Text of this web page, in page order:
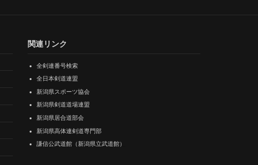
関連リンク
全剣連番号検索
全日本剣道連盟
新潟県スポーツ協会
新潟県剣道道場連盟
新潟県居合道部会
新潟県高体連剣道専門部
謙信公武道館（新潟県立武道館）